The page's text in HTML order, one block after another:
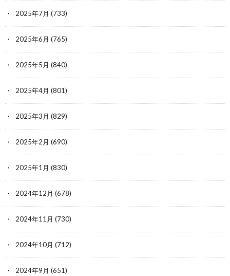
2025年7月 (733)
2025年6月 (765)
2025年5月 (840)
2025年4月 (801)
2025年3月 (829)
2025年2月 (690)
2025年1月 (830)
2024年12月 (678)
2024年11月 (730)
2024年10月 (712)
2024年9月 (651)